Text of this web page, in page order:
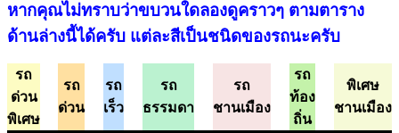
หากคุณไม่ทราบว่าขบวนใดลองดูคราวๆ ตามตาราง
ด้านล่างนี้ได้ครับ แต่ละสีเป็นชนิดของรถนะครับ
รถ
ด่วน
พิเศษ
รถ
ด่วน
รถ
เร็ว
รถ
ธรรมดา
รถ
ชานเมือง
รถ
ท้อง
ถิ่น
พิเศษ
ชานเมือง